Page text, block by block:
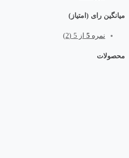
میانگین رای (امتیاز)
نمره 5 از 5 (2)
محصولات